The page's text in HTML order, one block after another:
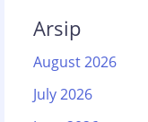
Arsip
August 2026
July 2026